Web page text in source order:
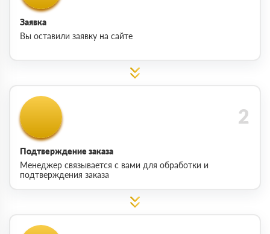
Заявка
Вы оставили заявку на сайте
Подтверждение заказа
Менеджер связывается с вами для обработки и
подтверждения заказа